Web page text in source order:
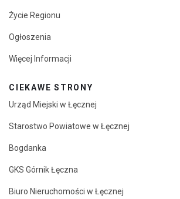
Życie Regionu
Ogłoszenia
Więcej Informacji
CIEKAWE STRONY
Urząd Miejski w Łęcznej
Starostwo Powiatowe w Łęcznej
Bogdanka
GKS Górnik Łęczna
Biuro Nieruchomości w Łęcznej